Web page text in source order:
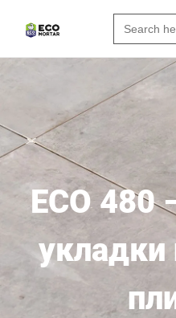
Search
for:
ECO 480
укладки